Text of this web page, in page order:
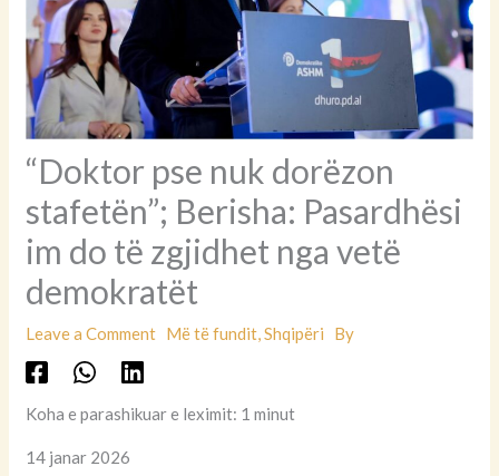
“Doktor pse nuk dorëzon
stafetën”; Berisha: Pasardhësi
im do të zgjidhet nga vetë
demokratët
Leave a Comment Më të fundit,Shqipëri By
Koha e parashikuar e leximit: 1 minut
14 janar 2026